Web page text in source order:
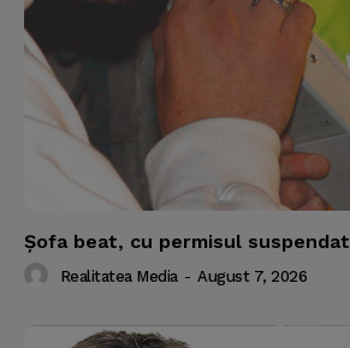
Şofa beat, cu permisul suspendat
Realitatea Media - August 7, 2026